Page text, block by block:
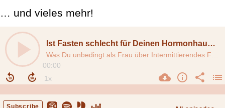
… und vieles mehr!